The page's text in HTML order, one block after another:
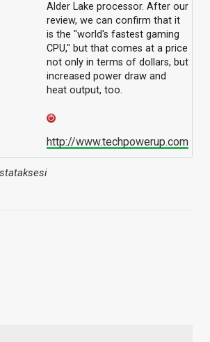
Alder Lake processor. After our
review, we can confirm that it
is the "world's fastest gaming
CPU," but that comes at a price
not only in terms of dollars, but
increased power draw and
heat output, too.
http://www.techpowerup.com